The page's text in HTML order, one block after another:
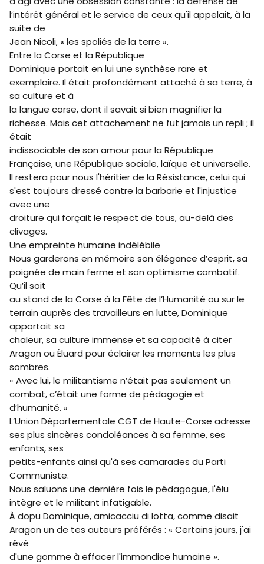
l’intérêt général et le service de ceux qu'il appelait, à la
suite de
Jean Nicoli, « les spoliés de la terre ».
Entre la Corse et la République
Dominique portait en lui une synthèse rare et
exemplaire. Il était profondément attaché à sa terre, à
sa culture et à
la langue corse, dont il savait si bien magnifier la
richesse. Mais cet attachement ne fut jamais un repli ; il
était
indissociable de son amour pour la République
Française, une République sociale, laïque et universelle.
Il restera pour nous l'héritier de la Résistance, celui qui
s'est toujours dressé contre la barbarie et l'injustice
avec une
droiture qui forçait le respect de tous, au-delà des
clivages.
Une empreinte humaine indélébile
Nous garderons en mémoire son élégance d’esprit, sa
poignée de main ferme et son optimisme combatif.
Qu’il soit
au stand de la Corse à la Fête de l’Humanité ou sur le
terrain auprès des travailleurs en lutte, Dominique
apportait sa
chaleur, sa culture immense et sa capacité à citer
Aragon ou Éluard pour éclairer les moments les plus
sombres.
« Avec lui, le militantisme n’était pas seulement un
combat, c’était une forme de pédagogie et
d’humanité. »
L’Union Départementale CGT de Haute-Corse adresse
ses plus sincères condoléances à sa femme, ses
enfants, ses
petits-enfants ainsi qu'à ses camarades du Parti
Communiste.
Nous saluons une dernière fois le pédagogue, l'élu
intègre et le militant infatigable.
À dopu Dominique, amicacciu di lotta, comme disait
Aragon un de tes auteurs préférés : « Certains jours, j'ai
rêvé
d'une gomme à effacer l'immondice humaine ».